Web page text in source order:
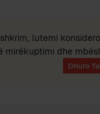
lutemi
mirëkuptimi dhe